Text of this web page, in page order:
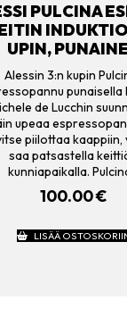
PULCINA
UPIN,
Alessin 3:n kupin
punaisella
de Lucchin
upeaa
piilottaa kaappiin,
saa patsastella
kunniapaikalla.
100.00€
LISÄÄ